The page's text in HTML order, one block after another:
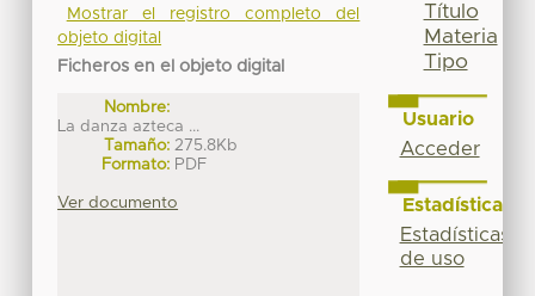
Mostrar el registro completo del
objeto digital
Ficheros en el objeto digital
Nombre:
La danza azteca ...
Tamaño: 275.8Kb
Formato: PDF
Ver documento
Título
Materia
Tipo
Usuario
Acceder
Estadísticas
Estadísticas
de uso